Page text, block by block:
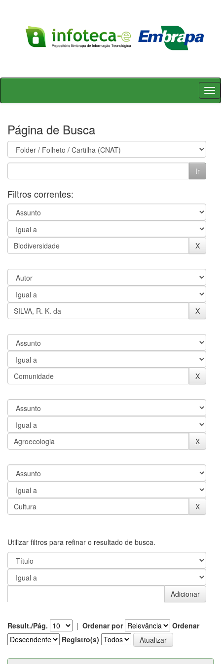
Skip
Página de Busca
Filtros correntes:
Utilizar filtros para refinar o resultado de busca.
Result./Pág. | Ordenar por
Ordenar
Registro(s)